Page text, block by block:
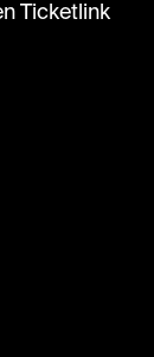
Ticketlink